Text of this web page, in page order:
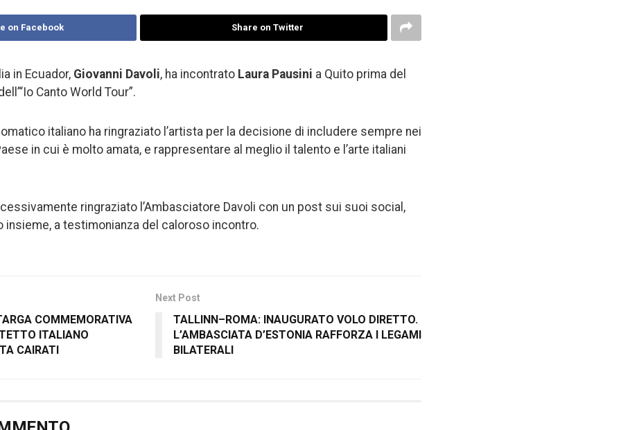
on Facebook Share on Twitter
in Ecuador, Giovanni Davoli, ha incontrato Laura Pausini a Quito prima del
Canto World Tour”.
italiano ha ringraziato l’artista per la decisione di includere sempre nei
in cui è molto amata, e rappresentare al meglio il talento e l’arte italiani
ringraziato l’Ambasciatore Davoli con un post sui suoi social,
insieme, a testimonianza del caloroso incontro.
COMMEMORATIVA
ITALIANO
CAIRATI
Next Post
TALLINN–ROMA: INAUGURATO VOLO DIRETTO.
L’AMBASCIATA D’ESTONIA RAFFORZA I LEGAMI
BILATERALI